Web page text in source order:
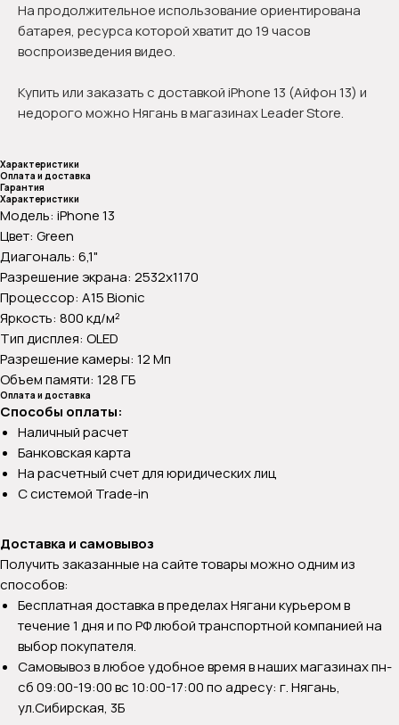
На продолжительное использование ориентирована
батарея, ресурса которой хватит до 19 часов
воспроизведения видео.
Купить или заказать с доставкой iPhone 13 (Айфон 13) и
недорого можно Нягань в магазинах Leader Store.
Характеристики
Оплата и доставка
Гарантия
Характеристики
Модель: iPhone 13
Цвет: Green
Диагональ: 6,1"
Разрешение экрана: 2532x1170
Процессор: A15 Bionic
Яркость: 800 кд/м²
Тип дисплея: OLED
Разрешение камеры: 12 Мп
Объем памяти: 128 ГБ
Оплата и доставка
Способы оплаты:
Наличный расчет
Банковская карта
На расчетный счет для юридических лиц
С системой Trade-in
Доставка и самовывоз
Получить заказанные на сайте товары можно одним из
способов:
Бесплатная доставка в пределах Нягани курьером в
течение 1 дня и по РФ любой транспортной компанией на
выбор покупателя.
Самовывоз в любое удобное время в наших магазинах пн-
сб 09:00-19:00 вс 10:00-17:00 по адресу: г. Нягань,
ул.Сибирская, 3Б